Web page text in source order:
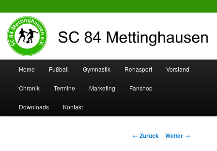
SC 84 Mettinghausen
Zum
Inhalt
wechseln
Zum
sekundären
Inhalt
Home Fußball Gymnastik Rehasport Vorstand
Chronik Termine Marketing Fanshop
Downloads Kontakt
Beitrags-
← Zurück Weiter →